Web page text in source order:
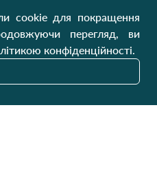
Україна, Луцьк, 43000
Надіслати
cookie для покращення
перегляд, ви
конфіденційності.